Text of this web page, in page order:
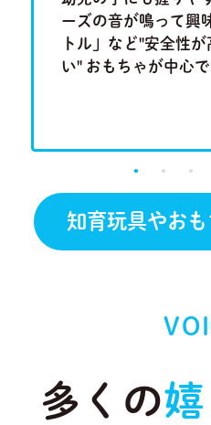
ーズの音が鳴って興
トル」など"安全性
い" おもちゃが中心で
知育玩具やお
多くの